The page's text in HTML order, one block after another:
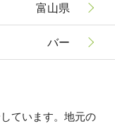
富山県
バー
ています。地元の